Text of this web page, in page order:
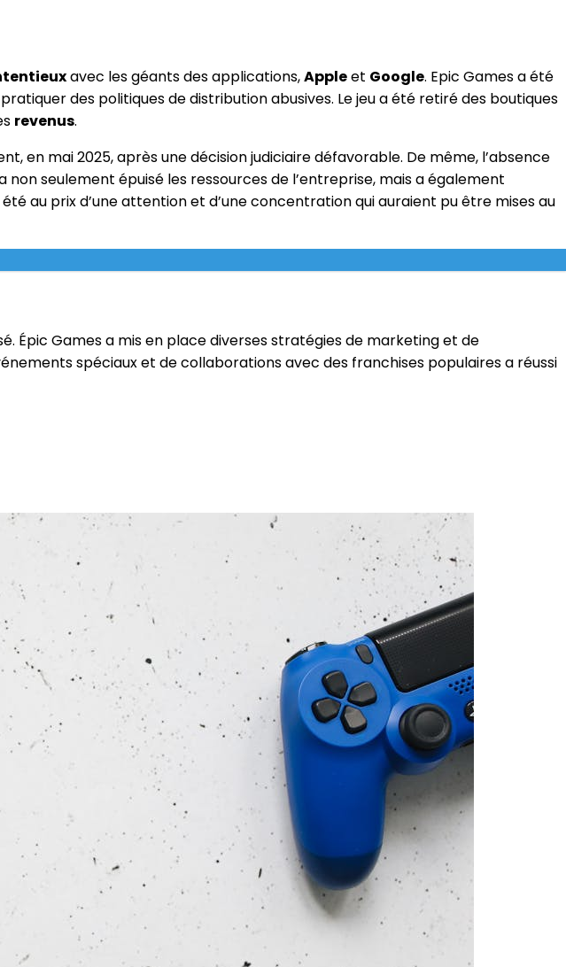
avec les géants des applications,Appleet Google. Epic Games a été
des politiques de distribution abusives. Le jeu a été retiré des boutiques
revenus.
en mai 2025, après une décision judiciaire défavorable. De même, l’absence
seulement épuisé les ressources de l’entreprise, mais a également
au prix d’une attention et d’une concentration qui auraient pu être mises au
Épic Games a mis en place diverses stratégies de marketing et de
spéciaux et de collaborations avec des franchises populaires a réussi